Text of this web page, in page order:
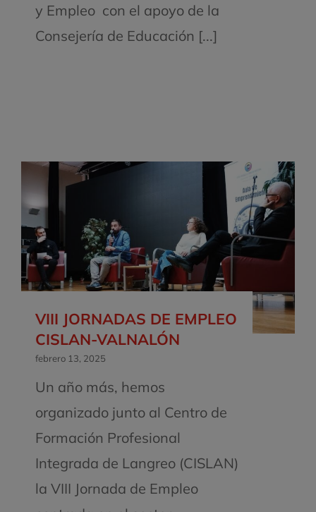
y Empleo con el apoyo de la
Consejería de Educación [...]
VIII JORNADAS DE EMPLEO
CISLAN-VALNALÓN
febrero 13, 2025
Un año más, hemos
organizado junto al Centro de
Formación Profesional
Integrada de Langreo (CISLAN)
la VIII Jornada de Empleo